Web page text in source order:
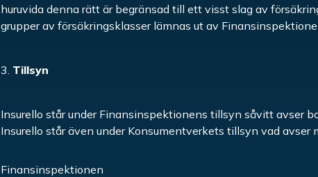
huruvida denna rätt är begränsad till ett visst slag av
grupper av försäkringsklasser lämnas ut av
Tillsyn
Insurello står under Finansinspektionens tillsyn såvitt avser
Insurello står även under Konsumentverkets tillsyn vad avser
Finansinspektionen